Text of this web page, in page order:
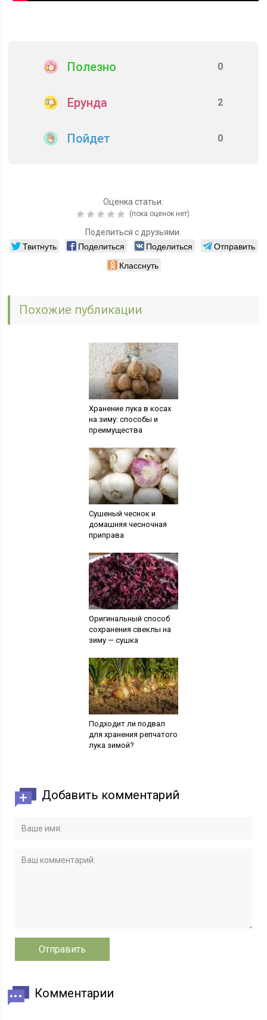
Полезно 0
Ерунда 2
Пойдет 0
Оценка статьи:
(пока оценок нет)
Поделиться с друзьями:
Твитнуть Поделиться Поделиться
Отправить
Класснуть
Похожие публикации
Хранение лука в косах
на зиму: способы и
преимущества
Сушеный чеснок и
домашняя чесночная
приправа
Оригинальный способ
сохранения свеклы на
зиму — сушка
Подходит ли подвал
для хранения репчатого
лука зимой?
Добавить комментарий
Комментарии